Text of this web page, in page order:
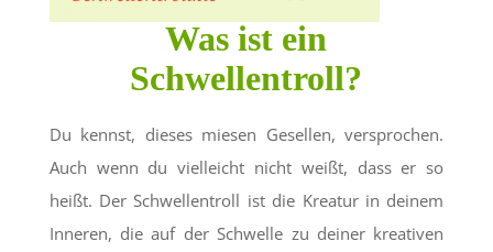
Was ist ein
Schwellentroll?
Du kennst, dieses miesen Gesellen, versprochen.
Auch wenn du vielleicht nicht weißt, dass er so
heißt. Der Schwellentroll ist die Kreatur in deinem
Inneren, die auf der Schwelle zu deiner kreativen